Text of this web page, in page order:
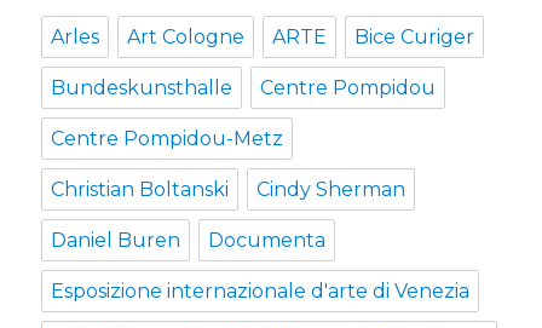
Arles Art Cologne ARTE Bice Curiger
Bundeskunsthalle Centre Pompidou
Centre Pompidou-Metz
Christian Boltanski Cindy Sherman
Daniel Buren Documenta
Esposizione internazionale d'arte di Venezia